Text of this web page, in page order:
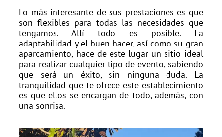
Lo más interesante de sus prestaciones es que
son flexibles para todas las necesidades que
tengamos. Allí todo es posible. La
adaptabilidad y el buen hacer, así como su gran
aparcamiento, hace de este lugar un sitio ideal
para realizar cualquier tipo de evento, sabiendo
que será un éxito, sin ninguna duda. La
tranquilidad que te ofrece este establecimiento
es que ellos se encargan de todo, además, con
una sonrisa.